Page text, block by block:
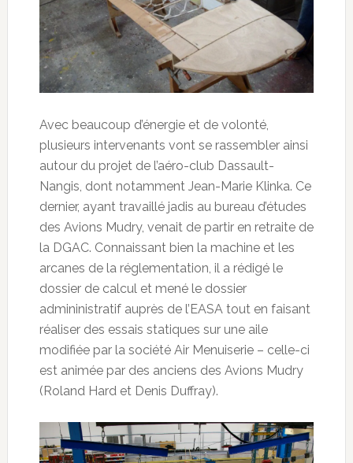
Avec beaucoup d’énergie et de volonté,
plusieurs intervenants vont se rassembler ainsi
autour du projet de l’aéro-club Dassault-
Nangis, dont notamment Jean-Marie Klinka. Ce
dernier, ayant travaillé jadis au bureau d’études
des Avions Mudry, venait de partir en retraite de
la DGAC. Connaissant bien la machine et les
arcanes de la réglementation, il a rédigé le
dossier de calcul et mené le dossier
admininistratif auprès de l’EASA tout en faisant
réaliser des essais statiques sur une aile
modifiée par la société Air Menuiserie – celle-ci
est animée par des anciens des Avions Mudry
(Roland Hard et Denis Duffray).